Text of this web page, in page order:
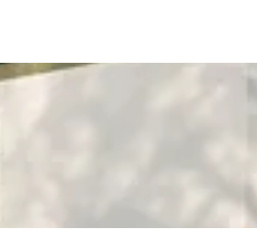
Van slapen in een voormalige